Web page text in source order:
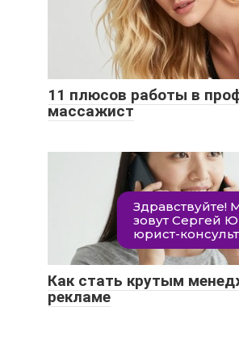
11 плюсов работы в
массажист
Как стать крутым
рекламе